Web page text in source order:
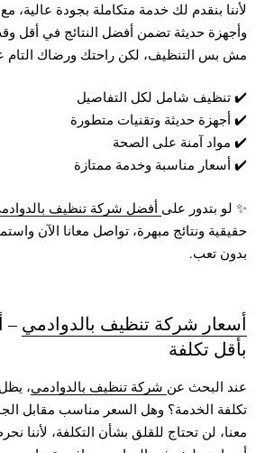
لأننا بنقدم لك خدمة متكاملة بجودة عالية،
وأجهزة حديثة تضمن أفضل النتائج في أقل
مش بس التنظيف، لكن راحتك ورضاك التام
✔️ تنظيف شامل لكل التفاصيل
✔️ أجهزة حديثة وتقنيات متطورة
✔️ مواد آمنة على الصحة
✔️ أسعار مناسبة وخدمة ممتازة
✨ لو بتدور على أفضل شركة تنظيف
حقيقية ونتائج مبهرة، تواصل معانا الآن
بدون تعب.
أسعار شركة تنظيف بالدوادمي –
بأقل تكلفة
عند البحث عن شركة تنظيف بالدوادمي،
تكلفة الخدمة؟ وهل السعر مناسب مقابل
معنا، لن تحتاج للقلق بشأن التكلفة، لأننا